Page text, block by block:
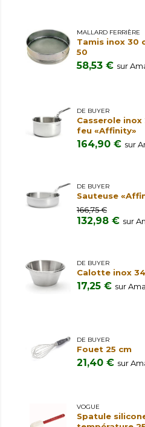
MALLARD FERRIÈRE
Tamis inox 30
50
58,53 € sur
DE BUYER
Casserole
feu «Affinity»
164,90 € sur
DE BUYER
Sauteuse
166,75 €
132,98 € sur
DE BUYER
Calotte inox
17,25 € sur
DE BUYER
Fouet 25 cm
21,40 € sur
VOGUE
Spatule